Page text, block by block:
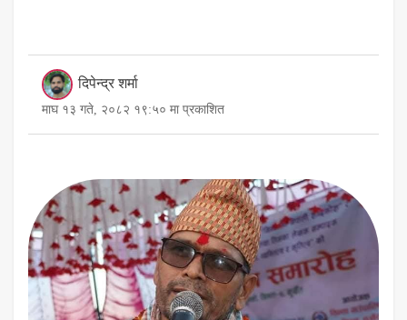
दिपेन्द्र शर्मा
माघ १३ गते, २०८२ १९:५० मा प्रकाशित